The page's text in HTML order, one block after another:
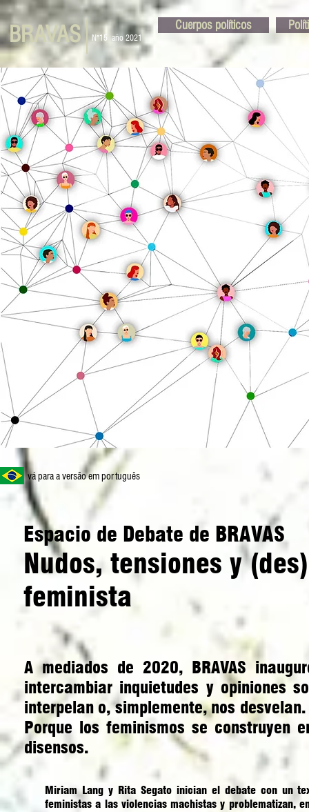
BRAVAS N°15 año 2021
Cuerpos políticos
vá para a versão em português
Espacio de Debate de BRAVAS
Nudos, tensiones y
feminista
A mediados de 2020, BRAVAS
intercambiar inquietudes y opiniones
interpelan o, simplemente, nos
Porque los feminismos se construyen
disensos.
Miriam Lang y Rita Segato inician el debate con un
feministas a las violencias machistas y problematizan,